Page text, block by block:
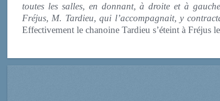
toutes les salles, en donnant, à droite et à
Fréjus, M. Tardieu, qui l’accompagnait, y
Effectivement le chanoine Tardieu s’éteint à Fréjus